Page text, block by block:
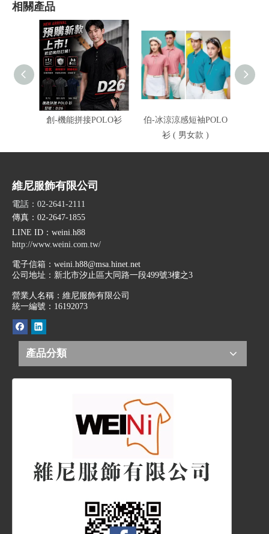
相關產品
創-機能拼接POLO衫
伯-冰涼涼感短袖POLO
衫 ( 男女款 )
維尼服飾有限公司
電話：02-2641-2111
傳真：02-2647-1855
LINE ID ：weini.h88
http://www.weini.com.tw/
電子信箱： weini.h88@msa.hinet.net
公司地址： 新北市汐止區大同路一段499號3樓之3
營業人名稱：維尼服飾有限公司
統一編號：16192073
產品分類